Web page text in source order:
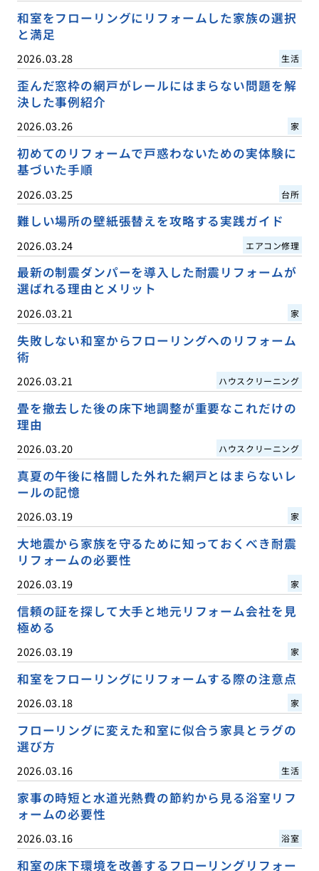
和室をフローリングにリフォームした家族の選択
と満足
2026.03.28 生活
歪んだ窓枠の網戸がレールにはまらない問題を解
決した事例紹介
2026.03.26 家
初めてのリフォームで戸惑わないための実体験に
基づいた手順
2026.03.25 台所
難しい場所の壁紙張替えを攻略する実践ガイド
2026.03.24 エアコン修理
最新の制震ダンパーを導入した耐震リフォームが
選ばれる理由とメリット
2026.03.21 家
失敗しない和室からフローリングへのリフォーム
術
2026.03.21 ハウスクリーニング
畳を撤去した後の床下地調整が重要なこれだけの
理由
2026.03.20 ハウスクリーニング
真夏の午後に格闘した外れた網戸とはまらないレ
ールの記憶
2026.03.19 家
大地震から家族を守るために知っておくべき耐震
リフォームの必要性
2026.03.19 家
信頼の証を探して大手と地元リフォーム会社を見
極める
2026.03.19 家
和室をフローリングにリフォームする際の注意点
2026.03.18 家
フローリングに変えた和室に似合う家具とラグの
選び方
2026.03.16 生活
家事の時短と水道光熱費の節約から見る浴室リフ
ォームの必要性
2026.03.16 浴室
和室の床下環境を改善するフローリングリフォー